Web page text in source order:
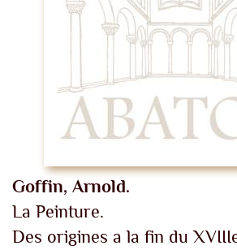
Goffin, Arnold.
La Peinture.
Des origines a la fin du